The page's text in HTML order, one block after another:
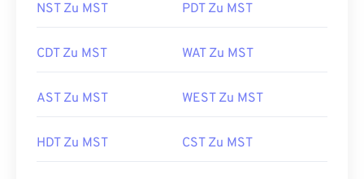
NST Zu MST PDT Zu MST
CDT Zu MST WAT Zu MST
AST Zu MST WEST Zu MST
HDT Zu MST CST Zu MST